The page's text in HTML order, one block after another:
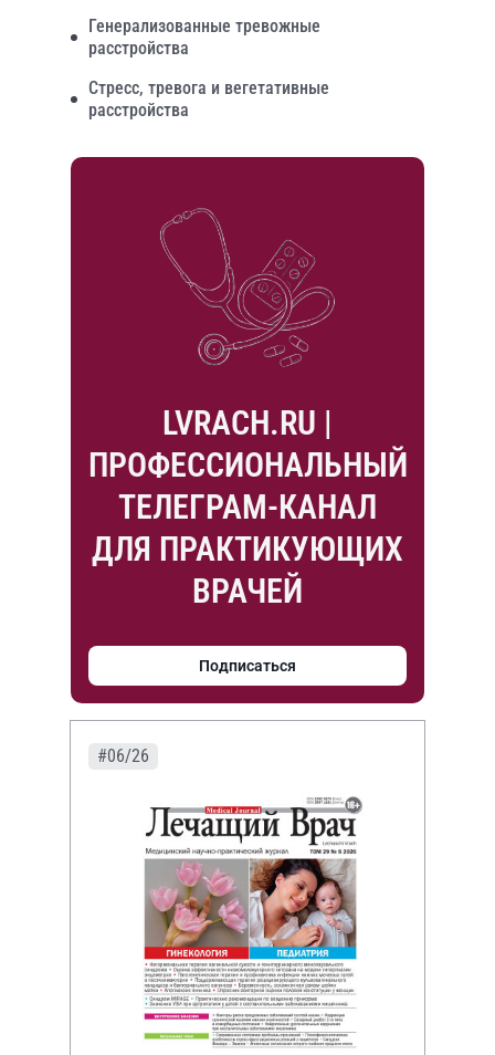
Генерализованные тревожные
расстройства
Стресс, тревога и вегетативные
расстройства
LVRACH.RU |
ПРОФЕССИОНАЛЬНЫЙ
ТЕЛЕГРАМ-КАНАЛ
ДЛЯ ПРАКТИКУЮЩИХ
ВРАЧЕЙ
Подписаться
#06/26